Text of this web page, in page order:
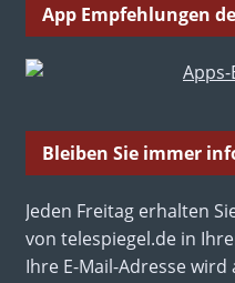
App Empfehlungen
Bleiben Sie immer
Jeden Freitag erhalten
von telespiegel.de in
Ihre E-Mail-Adresse